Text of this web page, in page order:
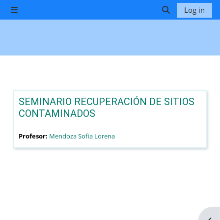
Skip to main content
Side panel
Toggle
Log in
SEMINARIO RECUPERACIÓN DE SITIOS
CONTAMINADOS
Profesor: Mendoza Sofia Lorena